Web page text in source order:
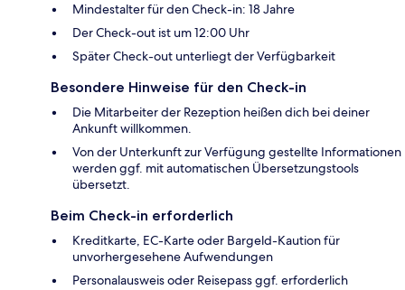
Mindestalter für den Check-in: 18 Jahre
Der Check-out ist um 12:00 Uhr
Später Check-out unterliegt der Verfügbarkeit
Besondere Hinweise für den Check-in
Die Mitarbeiter der Rezeption heißen dich bei deiner
Ankunft willkommen.
Von der Unterkunft zur Verfügung gestellte Informationen
werden ggf. mit automatischen Übersetzungstools
übersetzt.
Beim Check-in erforderlich
Kreditkarte, EC-Karte oder Bargeld-Kaution für
unvorhergesehene Aufwendungen
Personalausweis oder Reisepass ggf. erforderlich